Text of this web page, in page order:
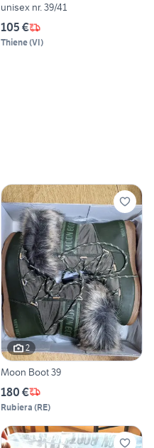
unisex nr. 39/41
105 €
Thiene(VI)
2
Moon Boot 39
180 €
Rubiera (RE)